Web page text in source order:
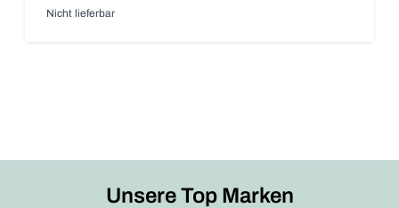
Nicht lieferbar
Unsere Top Marken